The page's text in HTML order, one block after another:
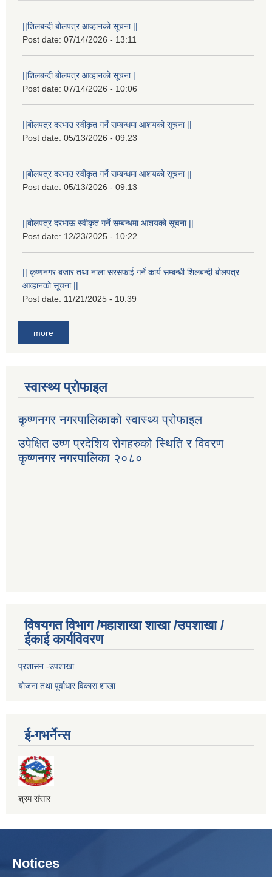
||शिलबन्दी बोलपत्र आव्हानको सूचना ||
Post date: 07/14/2026 - 13:11
||शिलबन्दी बोलपत्र आव्हानको सूचना |
Post date: 07/14/2026 - 10:06
||बोलपत्र दरभाउ स्वीकृत गर्ने सम्बन्धमा आशयको सूचना ||
Post date: 05/13/2026 - 09:23
||बोलपत्र दरभाउ स्वीकृत गर्ने सम्बन्धमा आशयको सूचना ||
Post date: 05/13/2026 - 09:13
||बोलपत्र दरभाऊ स्वीकृत गर्ने सम्बन्धमा आशयको सूचना ||
Post date: 12/23/2025 - 10:22
|| कृष्णनगर बजार तथा नाला सरसफाई गर्ने कार्य सम्बन्धी शिलबन्दी बोलपत्र
आव्हानको सूचना ||
Post date: 11/21/2025 - 10:39
more
स्वास्थ्य प्रोफाइल
कृष्णनगर नगरपालिकाको स्वास्थ्य प्रोफाइल
उपेक्षित उष्ण प्रदेशिय रोगहरुको स्थिति र विवरण
कृष्णनगर नगरपालिका २०८०
विषयगत विभाग /महाशाखा शाखा /उपशाखा /
ईकाई कार्यविवरण
प्रशासन -उपशाखा
योजना तथा पूर्वाधार विकास शाखा
ई-गभर्नेन्स
श्रम संसार
Notices